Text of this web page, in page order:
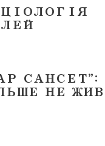
САНСЕТ":
НЕ